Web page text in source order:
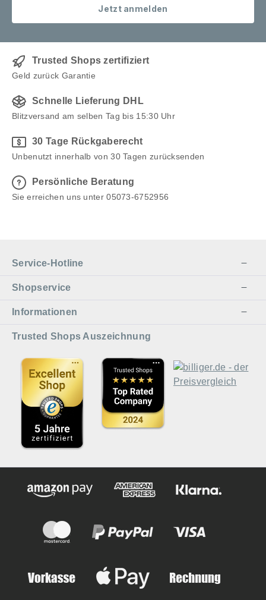
Jetzt anmelden
Trusted Shops zertifiziert
Geld zurück Garantie
Schnelle Lieferung DHL
Blitzversand am selben Tag bis 15:30 Uhr
30 Tage Rückgaberecht
Unbenutzt innerhalb von 30 Tagen zurücksenden
Persönliche Beratung
Sie erreichen uns unter 05073-6752956
Service-Hotline
Shopservice
Informationen
Trusted Shops Auszeichnung